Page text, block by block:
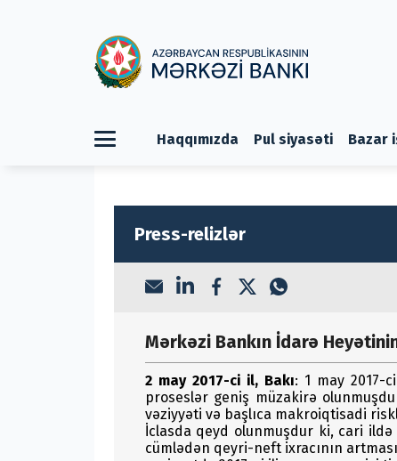
Haqqımızda Pul siyasəti Bazar
Press-relizlər
Mərkəzi Bankın İdarə
2 may 2017-ci il, Bakı: 1 may 2017-
proseslər geniş müzakirə
vəziyyəti və başlıca makroiqtisadi
İclasda qeyd olunmuşdur ki, cari
cümlədən qeyri-neft ixracının